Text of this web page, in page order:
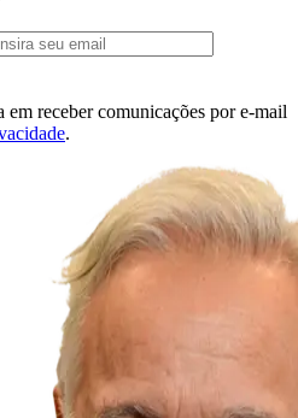
receber comunicações por e-mail
.